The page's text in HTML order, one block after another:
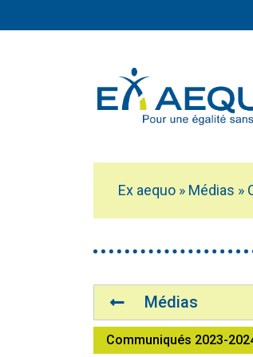
Vous êtes ici :
Ex aequo » Médias »
Navigation
Médias
Communiqués 2023-